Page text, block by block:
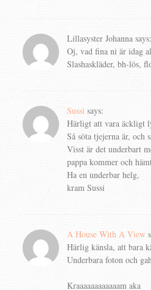
Lillasyster Johanna says:
Oj, vad fina ni är idag
Slashaskläder, bh-lös,
Sussi says:
Härligt att vara äckligt
Så söta tjejerna är, och
Visst är det underbart
pappa kommer och
Ha en underbar helg,
kram Sussi
A House With A View
Härlig känsla, att bara
Underbara foton och
Kraaaaaaaaaaaam aka